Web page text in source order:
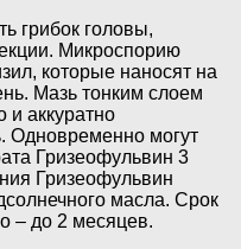
грибок головы,
Микроспорию
которые наносят на
Мазь тонким слоем
и аккуратно
Одновременно могут
Гризеофульвин 3
Гризеофульвин
масла. Срок
– до 2 месяцев.